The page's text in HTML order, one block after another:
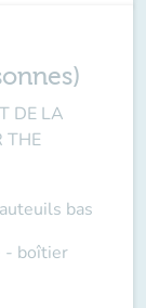
DE LA
THE
bas
- boîtier